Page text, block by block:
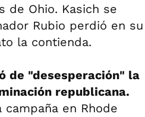
de Ohio. Kasich se
Rubio perdió en su
la contienda.
de "desesperación" la
republicana.
campaña en Rhode